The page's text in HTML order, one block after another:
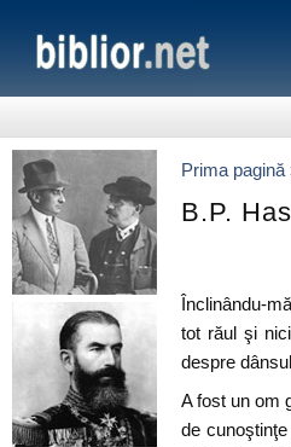
Prima pagină
B.P.
Înclinându-
tot răul şi
despre
A fost un om
de